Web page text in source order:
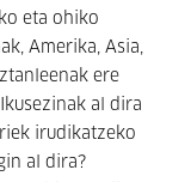
eta ohiko
Amerika, Asia,
ere
al dira
irudikatzeko
al dira?